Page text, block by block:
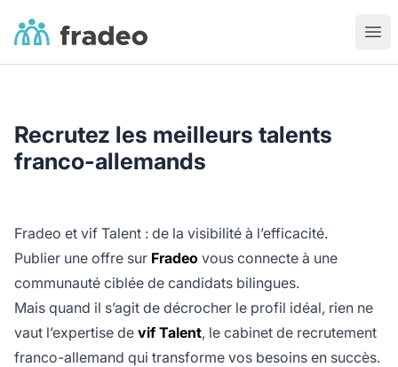
Fradeo
Recrutez les meilleurs talents
franco-allemands
Fradeo et vif Talent : de la visibilité à l’efficacité.
Publier une offre sur Fradeo vous connecte à une
communauté ciblée de candidats bilingues.
Mais quand il s’agit de décrocher le profil idéal, rien ne
vaut l’expertise de vif Talent, le cabinet de recrutement
franco-allemand qui transforme vos besoins en succès.